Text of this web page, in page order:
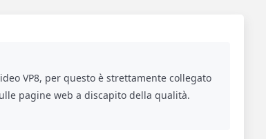
VP8, per questo è strettamente collegato
pagine web a discapito della qualità.